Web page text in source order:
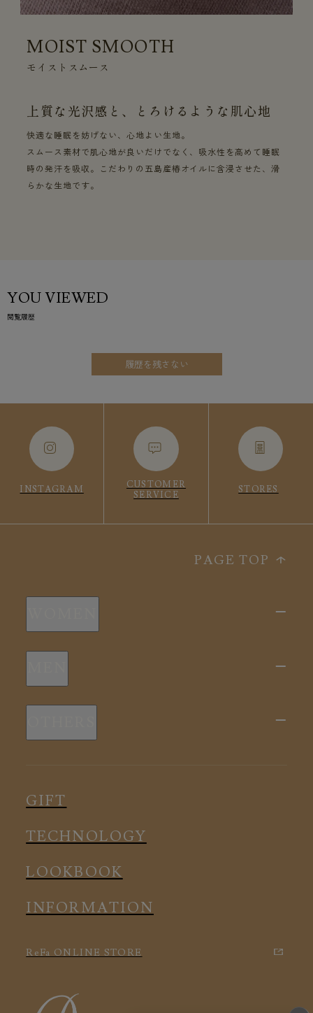
MOIST SMOOTH
モイストスムース
上質な光沢感と、とろけるような肌心地
快適な睡眠を妨げない、心地よい生地。
スムース素材で肌心地が良いだけでなく、吸水性を高めて睡眠
時の発汗を吸収。こだわりの五島産椿オイルに含浸させた、滑
らかな生地です。
YOU VIEWED
閲覧履歴
履歴を残さない
INSTAGRAM
CUSTOMER
SERVICE
STORES
PAGE TOP
新商品
スリープウェア
ルームウェア
アクセサリー
新商品
ルームウェア
アクセサリー
GIFT
TECHNOLOGY
LOOKBOOK
INFORMATION
ReFa ONLINE STORE